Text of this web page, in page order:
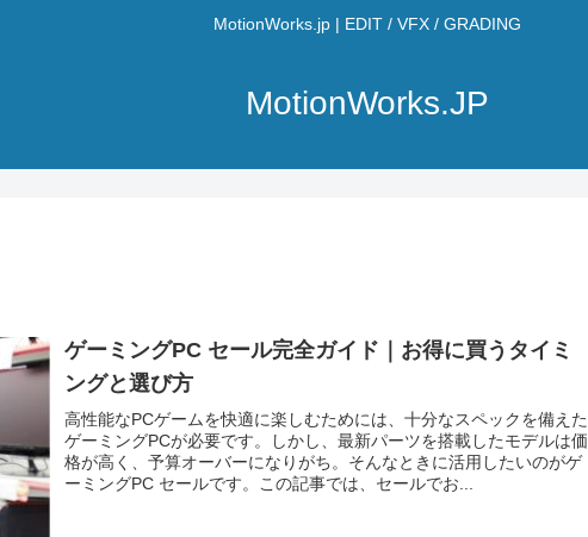
MotionWorks.jp | EDIT / VFX / GRADING
MotionWorks.JP
ゲーミングPC セール完全ガイド｜お得に買うタイミ
ングと選び方
高性能なPCゲームを快適に楽しむためには、十分なスペックを備えた
ゲーミングPCが必要です。しかし、最新パーツを搭載したモデルは価
格が高く、予算オーバーになりがち。そんなときに活用したいのがゲ
ーミングPC セールです。この記事では、セールでお...